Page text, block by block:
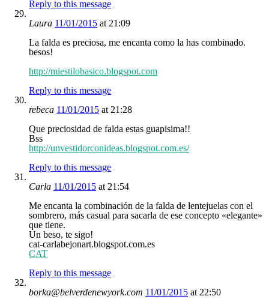
Reply to this message
Laura 11/01/2015 at 21:09
La falda es preciosa, me encanta como la has combinado.
besos!
http://miestilobasico.blogspot.com
Reply to this message
rebeca 11/01/2015 at 21:28
Que preciosidad de falda estas guapisima!!
Bss
http://unvestidorconideas.blogspot.com.es/
Reply to this message
Carla 11/01/2015 at 21:54
Me encanta la combinación de la falda de lentejuelas con el
sombrero, más casual para sacarla de ese concepto «elegante»
que tiene.
Un beso, te sigo!
cat-carlabejonart.blogspot.com.es
CAT
Reply to this message
borka@belverdenewyork.com 11/01/2015 at 22:50